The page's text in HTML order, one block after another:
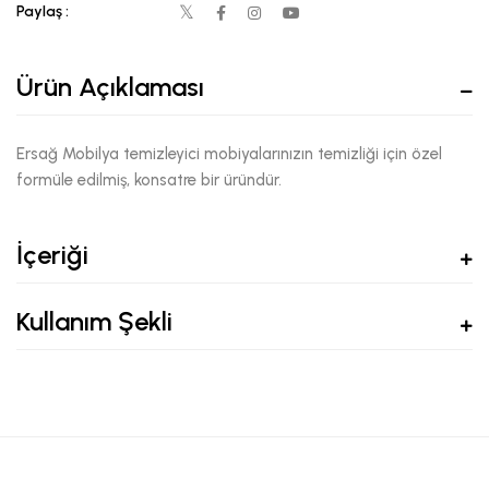
Paylaş :
Ürün Açıklaması
Ersağ Mobilya temizleyici mobiyalarınızın temizliği için özel
formüle edilmiş, konsatre bir üründür.
İçeriği
Kullanım Şekli